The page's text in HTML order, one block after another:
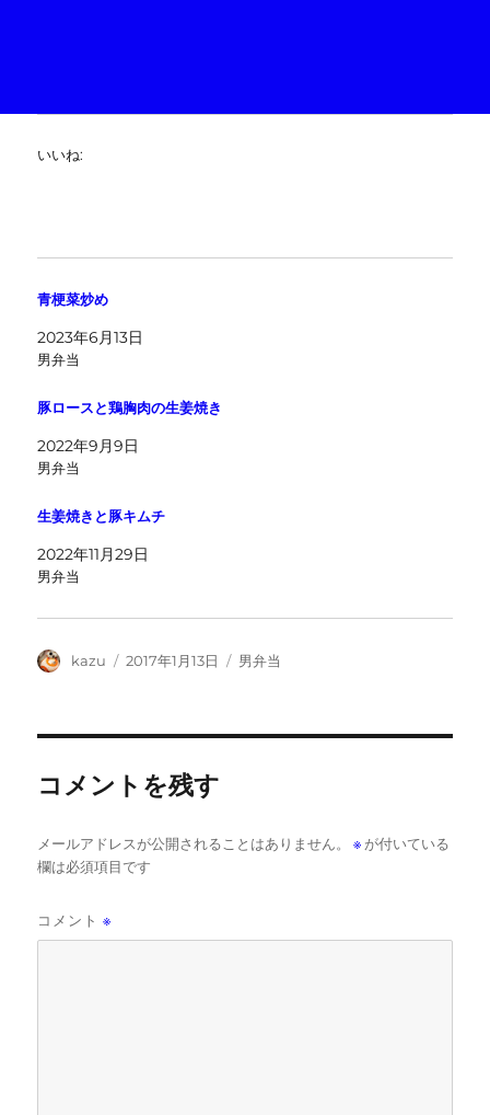
いいね:
青梗菜炒め
2023年6月13日
男弁当
豚ロースと鶏胸肉の生姜焼き
2022年9月9日
男弁当
生姜焼きと豚キムチ
2022年11月29日
男弁当
投
kazu
投
2017年1月13日
カ
男弁当
コメントを残す
メールアドレスが公開されることはありません。 ※ が付いている
欄は必須項目です
コメント※